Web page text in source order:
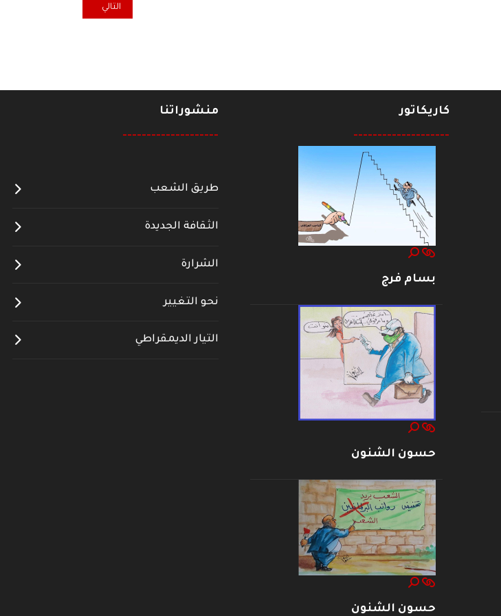
المقال التالي: وقفة رياضية...
التالي
كاريكاتور
--------------------
بسام فرج
حسون الشنون
حسون الشنون
منشوراتنا
--------------------
طريق الشعب
الثقافة الجديدة
الشرارة
نحو التغيير
التيار الديمقراطي